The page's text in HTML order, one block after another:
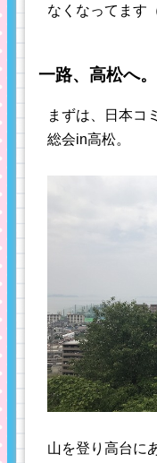
なくなってます
一路、高松へ。
まずは、日本コ
総会in高松。
山を登り高台に